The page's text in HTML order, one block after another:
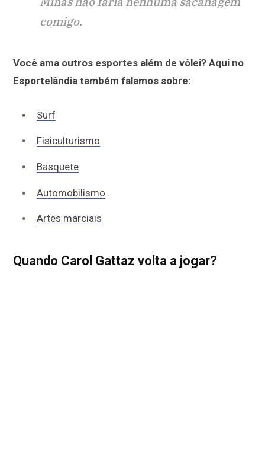
comigo.
Você ama outros esportes além de vôlei? Aqui no
Esportelândia também falamos sobre:
Surf
Fisiculturismo
Basquete
Automobilismo
Artes marciais
Quando Carol Gattaz volta a jogar?